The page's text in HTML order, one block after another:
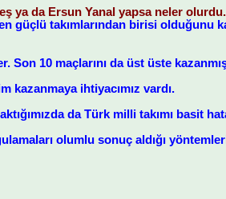
ya da Ersun Yanal yapsa neler olurdu.
en güçlü takımlarından birisi olduğunu
Son 10 maçlarını da üst üste
kazanmaya ihtiyacımız vardı.
da Türk milli takımı basit
olumlu sonuç aldığı